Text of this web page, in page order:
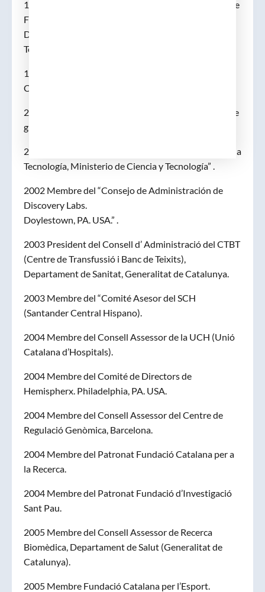
1997 Acadèmic Corresponent de la Real Acadèmia de
Farmàcia de Catalunya
Discurs “La Industria Farmacéutica y la Innovación
Terapéutica. Un Binomio Inseparable”.
1998 Chairman del Comitè ACTE (IFPMA Advisory
Committee on Trade and Economics).
2000 Membre del “Consejo Asesor de los estudios de
graduado superior en Biotecnología de la UAB” .
2001 Membre del “Consejo Asesor para la Ciencia y la
Tecnología, Ministerio de Ciencia y Tecnología” .
2002 Membre del “Consejo de Administración de
Discovery Labs.
Doylestown, PA. USA.” .
2003 President del Consell d’ Administració del CTBT
(Centre de Transfussió i Banc de Teixits),
Departament de Sanitat, Generalitat de Catalunya.
2003 Membre del “Comité Asesor del SCH
(Santander Central Hispano).
2004 Membre del Consell Assessor de la UCH (Unió
Catalana d’Hospitals).
2004 Membre del Comité de Directors de
Hemispherx. Philadelphia, PA. USA.
2004 Membre del Consell Assessor del Centre de
Regulació Genòmica, Barcelona.
2004 Membre del Patronat Fundació Catalana per a
la Recerca.
2004 Membre del Patronat Fundació d’Investigació
Sant Pau.
2005 Membre del Consell Assessor de Recerca
Biomèdica, Departament de Salut (Generalitat de
Catalunya).
2005 Membre Fundació Catalana per l’Esport.